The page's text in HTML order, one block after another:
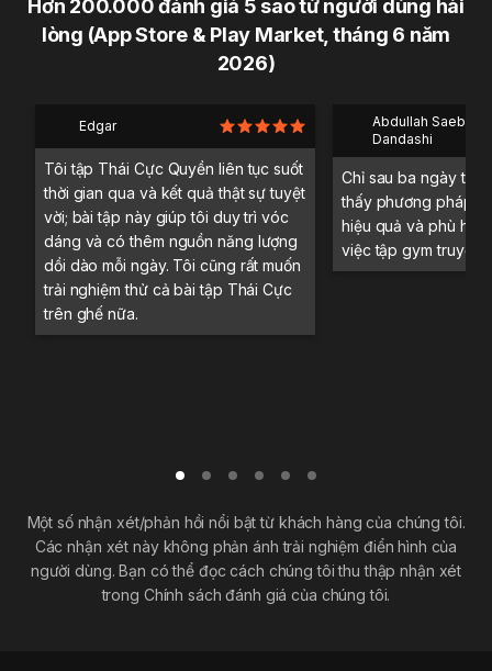
Hơn 200.000 đánh giá 5 sao từ người dùng hài
lòng (App Store & Play Market, tháng 6 năm
2026)
Edgar
Tôi tập Thái Cực Quyền liên tục suốt
thời gian qua và kết quả thật sự tuyệt
vời; bài tập này giúp tôi duy trì vóc
dáng và có thêm nguồn năng lượng
dồi dào mỗi ngày. Tôi cũng rất muốn
trải nghiệm thử cả bài tập Thái Cực
trên ghế nữa.
Abdullah Saeb Al
Dandashi
Chỉ sau ba ngày trải
thấy phương pháp
hiệu quả và phù hợp
việc tập gym truyền
Một số nhận xét/phản hồi nổi bật từ khách hàng của chúng tôi.
Các nhận xét này không phản ánh trải nghiệm điển hình của
người dùng. Bạn có thể đọc cách chúng tôi thu thập nhận xét
trong Chính sách đánh giá của chúng tôi.